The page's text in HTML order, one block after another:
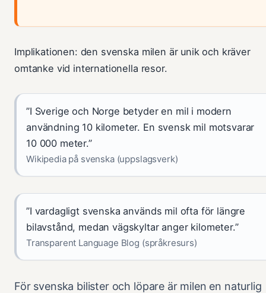
Implikationen: den svenska milen är unik och kräver
omtanke vid internationella resor.
”I Sverige och Norge betyder en mil i modern
användning 10 kilometer. En svensk mil motsvarar
10 000 meter.”
Wikipedia på svenska (uppslagsverk)
”I vardagligt svenska används mil ofta för längre
bilavstånd, medan vägskyltar anger kilometer.”
Transparent Language Blog (språkresurs)
För svenska bilister och löpare är milen en naturlig